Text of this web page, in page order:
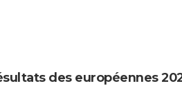
des européennes